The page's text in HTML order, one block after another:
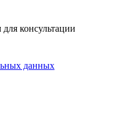
консультации
данных